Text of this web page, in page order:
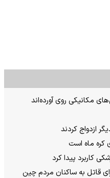
مکانیکی روی آورده‌اند
ازدواج کردند
کره ماه است
کاربرد پیدا کرد